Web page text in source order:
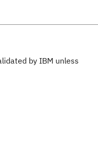
by IBM unless